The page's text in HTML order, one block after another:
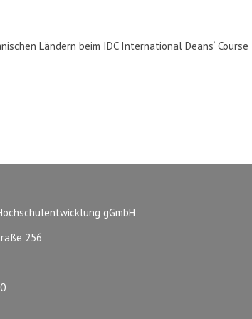
Ländern beim IDC International Deans‘ Course
gGmbH
256